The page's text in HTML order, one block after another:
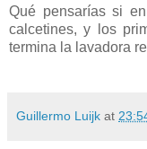
Qué pensarías si
calcetines, y los
termina la lavadora
Guillermo Luijk at